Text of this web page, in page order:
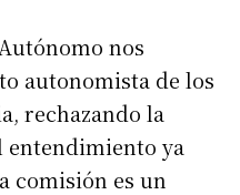
nos
autonomista de los
rechazando la
entendimiento ya
comisión es un